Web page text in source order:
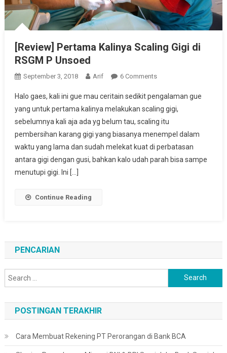
[Review] Pertama Kalinya Scaling Gigi di
RSGM P Unsoed
September 3, 2018 Arif 6 CommentsOn
Pertama
Kalinya
Scaling
Gigi
Di
RSGM
Halo gaes, kali ini gue mau ceritain sedikit pengalaman gue
yang untuk pertama kalinya melakukan scaling gigi,
sebelumnya kali aja ada yg belum tau, scaling itu
pembersihan karang gigi yang biasanya menempel dalam
waktu yang lama dan sudah melekat kuat di perbatasan
antara gigi dengan gusi, bahkan kalo udah parah bisa sampe
menutupi gigi. Ini […]
Continue Reading
PENCARIAN
Search
for:
POSTINGAN TERAKHIR
Cara Membuat Rekening PT Perorangan di Bank BCA